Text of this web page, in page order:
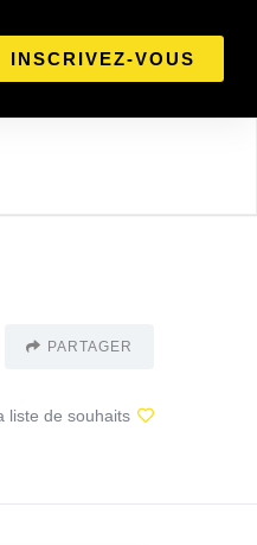
INSCRIVEZ-VOUS
PARTAGER
liste de souhaits